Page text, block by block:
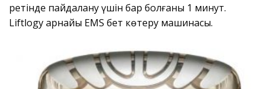
ретінде пайдалану үшін бар болғаны 1 минут.
Liftlogy арнайы EMS бет көтеру машинасы.